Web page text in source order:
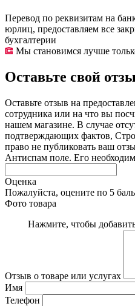
Перевод по реквизитам на
юрлиц, предоставляем все
бухгалтерии
Мы становимся лучше
Оставьте свой
Оставьте отзыв на
сотрудника или на что вы
нашем магазине. В случае
подтверждающих фактов,
право не публиковать ваш
Антиспам поле. Его
Оценка
Пожалуйста, оцените по 5
Фото товара
Нажмите, чтобы
Отзыв о товаре или услугах
Имя
Телефон